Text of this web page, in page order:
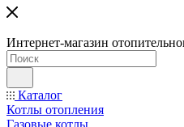
Интернет-магазин
Каталог
Котлы отопления
Газовые котлы